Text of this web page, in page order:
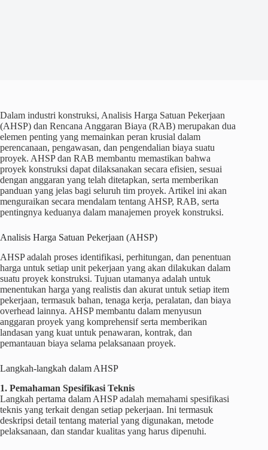
Dalam industri konstruksi, Analisis Harga Satuan Pekerjaan
(AHSP) dan Rencana Anggaran Biaya (RAB) merupakan dua
elemen penting yang memainkan peran krusial dalam
perencanaan, pengawasan, dan pengendalian biaya suatu
proyek. AHSP dan RAB membantu memastikan bahwa
proyek konstruksi dapat dilaksanakan secara efisien, sesuai
dengan anggaran yang telah ditetapkan, serta memberikan
panduan yang jelas bagi seluruh tim proyek. Artikel ini akan
menguraikan secara mendalam tentang AHSP, RAB, serta
pentingnya keduanya dalam manajemen proyek konstruksi.
Analisis Harga Satuan Pekerjaan (AHSP)
AHSP adalah proses identifikasi, perhitungan, dan penentuan
harga untuk setiap unit pekerjaan yang akan dilakukan dalam
suatu proyek konstruksi. Tujuan utamanya adalah untuk
menentukan harga yang realistis dan akurat untuk setiap item
pekerjaan, termasuk bahan, tenaga kerja, peralatan, dan biaya
overhead lainnya. AHSP membantu dalam menyusun
anggaran proyek yang komprehensif serta memberikan
landasan yang kuat untuk penawaran, kontrak, dan
pemantauan biaya selama pelaksanaan proyek.
Langkah-langkah dalam AHSP
1. Pemahaman Spesifikasi Teknis
Langkah pertama dalam AHSP adalah memahami spesifikasi
teknis yang terkait dengan setiap pekerjaan. Ini termasuk
deskripsi detail tentang material yang digunakan, metode
pelaksanaan, dan standar kualitas yang harus dipenuhi.